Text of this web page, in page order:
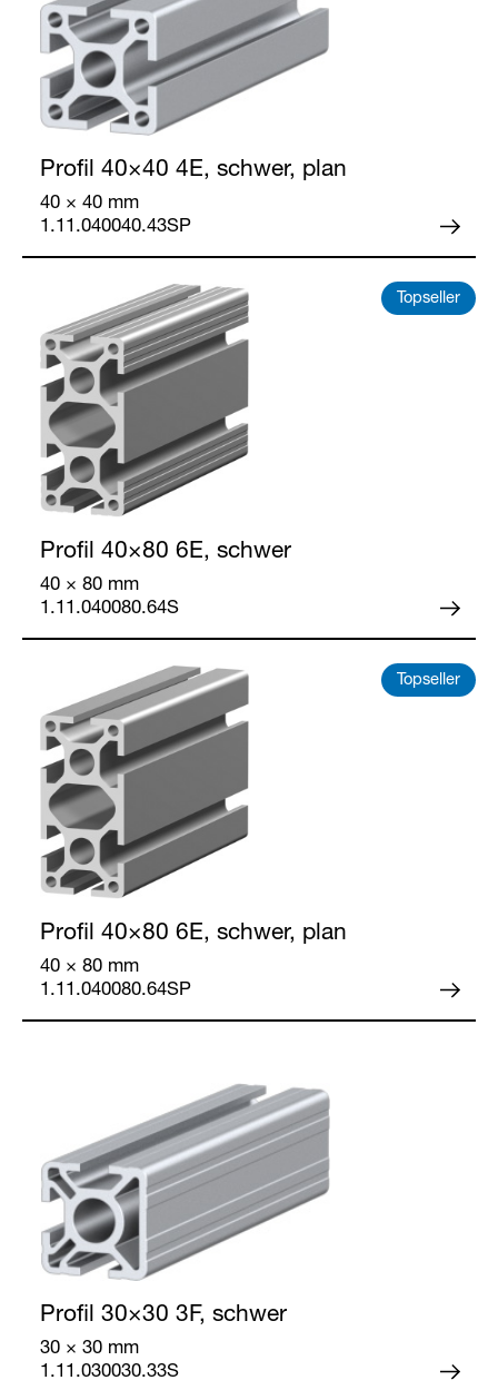
Profil 40×40 4E, schwer, plan
40 × 40 mm
1.11.040040.43SP
Topseller
Profil 40×80 6E, schwer
40 × 80 mm
1.11.040080.64S
Topseller
Profil 40×80 6E, schwer, plan
40 × 80 mm
1.11.040080.64SP
Profil 30×30 3F, schwer
30 × 30 mm
1.11.030030.33S